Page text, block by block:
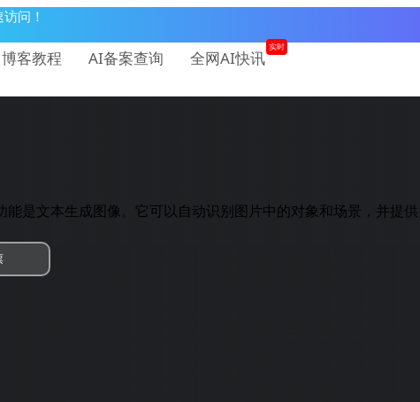
问！
博客教程 AI备案查询 全网AI快讯
实时
是文本生成图像。它可以自动识别图片中的对象和场景，并提